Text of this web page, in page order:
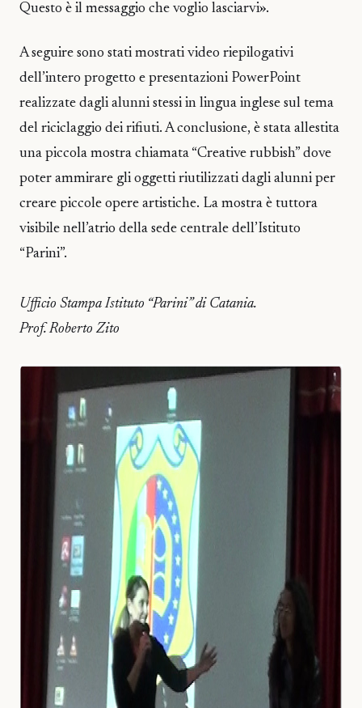
Questo è il messaggio che voglio lasciarvi».
A seguire sono stati mostrati video riepilogativi
dell’intero progetto e presentazioni PowerPoint
realizzate dagli alunni stessi in lingua inglese sul tema
del riciclaggio dei rifiuti. A conclusione, è stata allestita
una piccola mostra chiamata “Creative rubbish” dove
poter ammirare gli oggetti riutilizzati dagli alunni per
creare piccole opere artistiche. La mostra è tuttora
visibile nell’atrio della sede centrale dell’Istituto
“Parini”.
Ufficio Stampa Istituto “Parini” di Catania.
Prof. Roberto Zito